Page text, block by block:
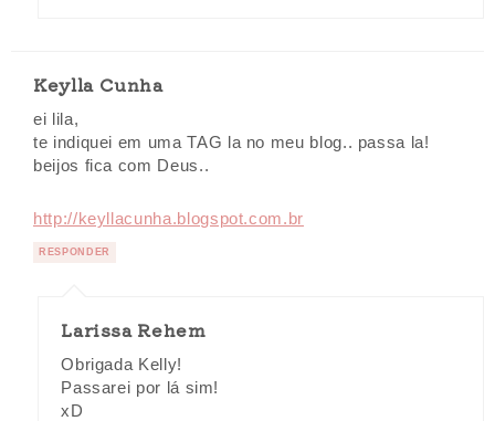
Keylla Cunha
ei lila,
te indiquei em uma TAG la no meu blog.. passa la!
beijos fica com Deus..
http://keyllacunha.blogspot.com.br
RESPONDER
Larissa Rehem
Obrigada Kelly!
Passarei por lá sim!
xD